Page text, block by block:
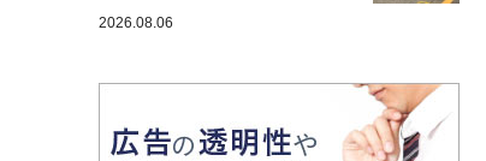
2026.08.06